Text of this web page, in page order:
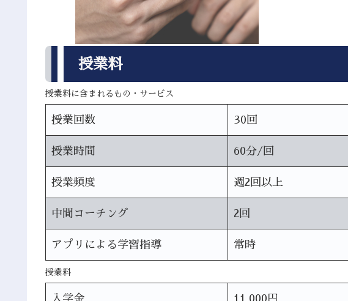
授業料
授業料に含まれるもの・サービス
授業回数 30回
授業時間 60分/回
授業頻度 週2回以上
中間コーチング 2回
アプリによる学習指導 常時
授業料
入学金 11,000円